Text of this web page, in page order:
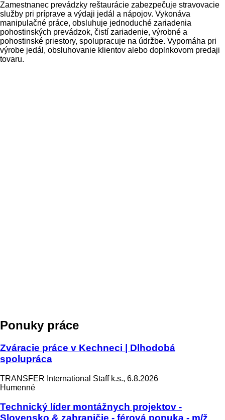
Zamestnanec prevádzky reštaurácie zabezpečuje stravovacie
služby pri príprave a výdaji jedál a nápojov. Vykonáva
manipulačné práce, obsluhuje jednoduché zariadenia
pohostinských prevádzok, čistí zariadenie, výrobné a
pohostinské priestory, spolupracuje na údržbe. Vypomáha pri
výrobe jedál , obsluhovanie klientov alebo doplnkovom predaji
tovaru.
Ponuky práce
Zváracie práce v Kechneci | Dlhodobá
spolupráca
TRANSFER International Staff k.s., 6.8.2026
Humenné
Technický líder montážnych projektov -